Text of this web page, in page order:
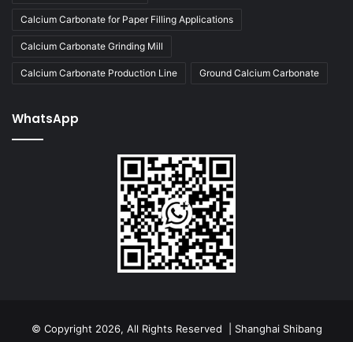
Calcium Carbonate for Paper Filling Applications
Calcium Carbonate Grinding Mill
Calcium Carbonate Production Line Ground Calcium Carbonate
WhatsApp
© Copyright 2026, All Rights Reserved | Shanghai Shibang